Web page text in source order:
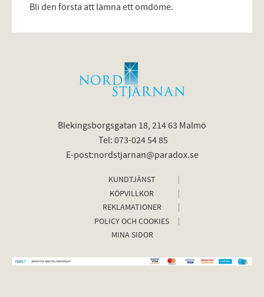
Bli den första att lämna ett omdöme.
Blekingsborgsgatan 18, 214 63 Malmö
Tel: 073-024 54 85
E-post:nordstjarnan@paradox.se
KUNDTJÄNST
KÖPVILLKOR
REKLAMATIONER
POLICY OCH COOKIES
MINA SIDOR